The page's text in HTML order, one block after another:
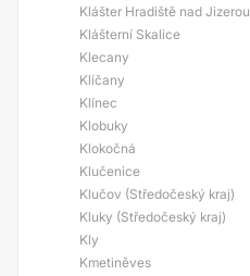
Klášter Hradiště nad Jizerou
Klášterní Skalice
Klecany
Klíčany
Klínec
Klobuky
Klokočná
Klučenice
Klučov (Středočeský kraj)
Kluky (Středočeský kraj)
Kly
Kmetiněves